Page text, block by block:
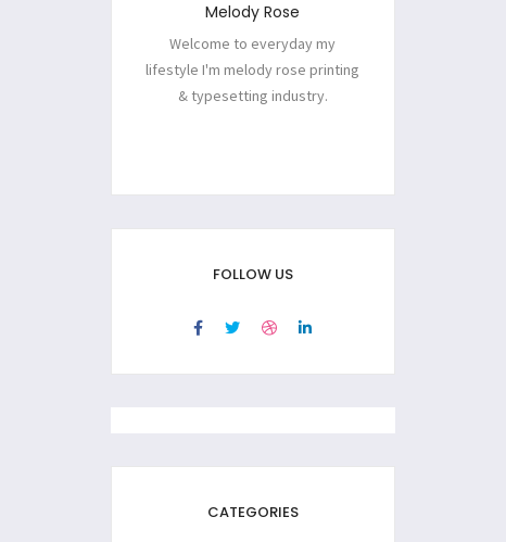
Melody Rose
Welcome to everyday my
lifestyle I'm melody rose printing
& typesetting industry.
FOLLOW US
CATEGORIES